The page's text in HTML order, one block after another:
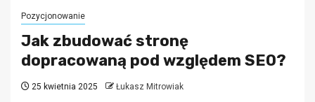
Pozycjonowanie
Jak zbudować stronę
dopracowaną pod względem SEO?
25 kwietnia 2025 Łukasz Mitrowiak